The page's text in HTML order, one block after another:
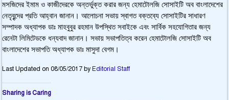
মসজিদের ইমাম ও কাজীদেরকে অন্তর্ভুক্ত করার জন্য হেমাটোলজি সোসাইটি অব বাংলাদেশের
নেতৃবৃন্দের প্রতি আহ্বান জানান। আলোচনা সভায় স্বাগত বক্তব্যে সোসাইটির সাধারণ
সম্পাদক অধ্যাপক ডাঃ মাহবুবুর রহমান উপস্থিত সবাইকে এবং সার্বিক সহযোগিতার জন্য
রেনেটা লিমিটেডকে ধন্যবাদ জানান। সভায় সভাপতিত্ব করেন হেমাটোলজি সোসাইটি অব
বাংলাদেশের সভাপতি অধ্যাপক ডাঃ মাসুদা বেগম।
Last Updated on 08/05/2017 by Editorial Staff
Sharing is Caring